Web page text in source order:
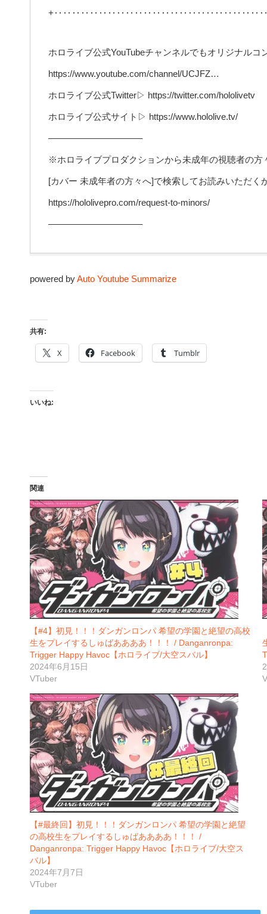
ホロライブ公式YouTubeチャンネルでもオリジナル
https://www.youtube.com/channel/UCJFZ…
ホロライブ公式Twitter▷ https://twitter.com/hololivetv
ホロライブ公式サイト▷ https://www.hololive.tv/
——————————–
※ホロライブプロダクションから未成年の視聴者の方
[カバー 未成年者の方々へ]で検索してお読みいただ
https://hololivepro.com/request-to-minors/
——————————–
powered byAuto Youtube Summarize
共有:
X Facebook Tumblr
いいね:
関連
【#4】初見！！！ダンガンロンパ 希望の学園と絶望の高校
生をプレイするしゅばああああ！！！ / Danganronpa:
Trigger Happy Havoc【ホロライブ/大空スバル】
2024年6月15日
VTuber
【#最終回】初見！！！ダンガンロンパ 希望の学園と絶望
の高校生をプレイするしゅばああああ！！！ /
Danganronpa: Trigger Happy Havoc【ホロライブ/大空ス
バル】
2024年7月7日
VTuber